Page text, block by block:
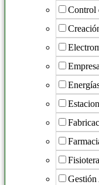
Control
Gestión